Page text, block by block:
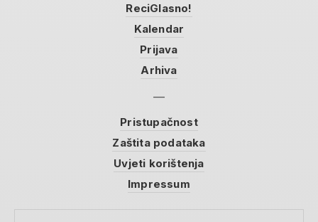
ReciGlasno!
Kalendar
Prijava
Arhiva
Pristupačnost
Zaštita podataka
Uvjeti korištenja
Impressum